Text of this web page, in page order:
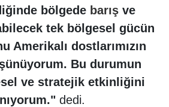
bölgede barış ve
tek bölgesel gücün
Amerikalı dostlarımızın
Bu durumun
ve stratejik etkinliğini
dedi.